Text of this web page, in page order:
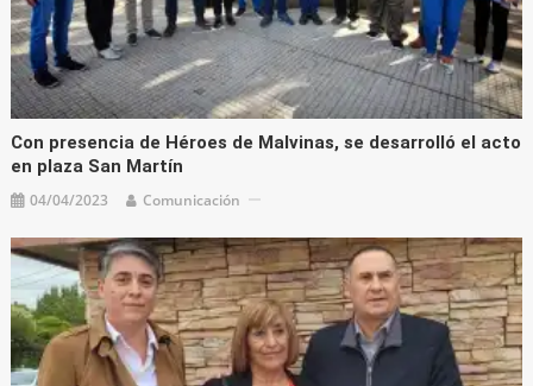
Con presencia de Héroes de Malvinas, se desarrolló el acto
en plaza San Martín
04/04/2023 Comunicación